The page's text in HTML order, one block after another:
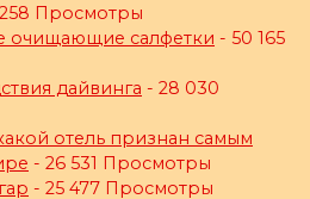
Просмотры
очищающие салфетки - 50 165
дайвинга - 28 030
отель признан самым
- 26 531 Просмотры
- 25 477 Просмотры